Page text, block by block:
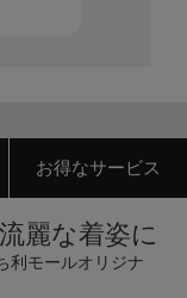
お得なサービス
麗な着姿に
利モールオリジナ